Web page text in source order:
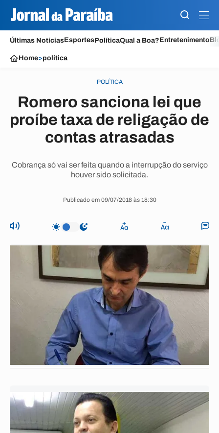
Últimas NotíciasEsportesPolíticaQual a Boa?Entretenimento
Home>política
POLÍTICA
Romero sanciona lei que
proíbe taxa de religação de
contas atrasadas
Cobrança só vai ser feita quando a interrupção do serviço
houver sido solicitada.
Publicado em 09/07/2018 às 18:30